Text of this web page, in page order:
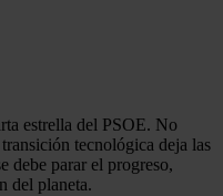
estrella del PSOE. No
tecnológica deja las
debe parar el progreso,
del planeta.